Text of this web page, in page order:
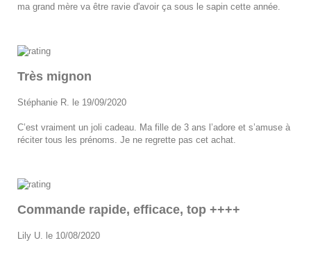
ma grand mère va être ravie d'avoir ça sous le sapin cette année.
Très mignon
Stéphanie R. le 19/09/2020
C’est vraiment un joli cadeau. Ma fille de 3 ans l’adore et s’amuse à
réciter tous les prénoms. Je ne regrette pas cet achat.
Commande rapide, efficace, top ++++
Lily U. le 10/08/2020